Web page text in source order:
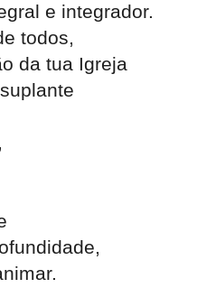
e integrador.
todos,
da tua Igreja